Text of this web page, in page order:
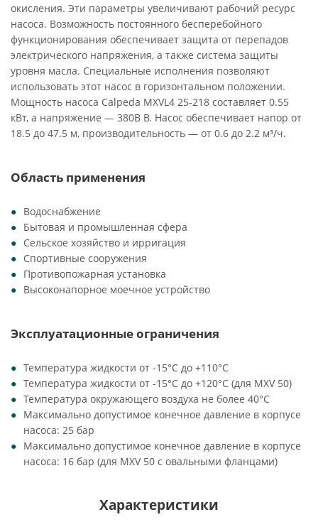
окисления. Эти параметры увеличивают рабочий ресурс
насоса. Возможность постоянного бесперебойного
функционирования обеспечивает защита от перепадов
электрического напряжения, а также система защиты
уровня масла. Специальные исполнения позволяют
использовать этот насос в горизонтальном положении.
Мощность насоса Calpeda MXVL4 25-218 составляет 0.55
кВт, а напряжение — 380В В. Насос обеспечивает напор от
18.5 до 47.5 м, производительность — от 0.6 до 2.2 м³/ч.
Область применения
Водоснабжение
Бытовая и промышленная сфера
Сельское хозяйство и ирригация
Спортивные сооружения
Противопожарная установка
Высоконапорное моечное устройство
Эксплуатационные ограничения
Температура жидкости от -15°C до +110°C
Температура жидкости от -15°C до +120°C (для MXV 50)
Температура окружающего воздуха не более 40°C
Максимально допустимое конечное давление в корпусе
насоса: 25 бар
Максимально допустимое конечное давление в корпусе
насоса: 16 бар (для MXV 50 с овальными фланцами)
Характеристики